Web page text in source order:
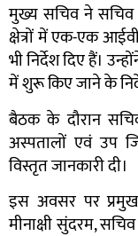
मुख्य सचिव ने सचिव
क्षेत्रों में एक-एक
भी निर्देश दिए हैं।
में शुरू किए जाने के
बैठक के दौरान
अस्पतालों एवं उप
विस्तृत जानकारी दी।
इस अवसर पर
मीनाक्षी सुंदरम,